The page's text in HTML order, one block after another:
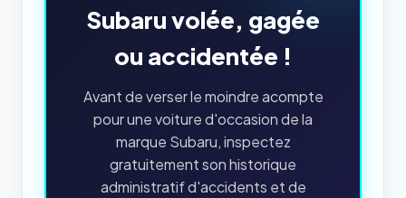
Subaru volée, gagée
ou accidentée !
Avant de verser le moindre acompte
pour une voiture d'occasion de la
marque Subaru, inspectez
gratuitement son historique
administratif d'accidents et de